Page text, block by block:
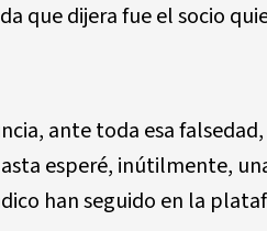
que dijera fue el socio
ante toda esa
esperé, inútilmente,
han seguido en la